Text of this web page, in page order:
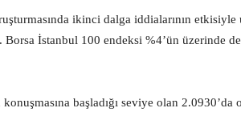
ikinci dalga iddialarının etkisiyle
Borsa İstanbul 100 endeksi %4’ün üzerinde
konuşmasına başladığı seviye olan